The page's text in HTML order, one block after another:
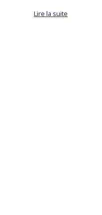
Lire la suite